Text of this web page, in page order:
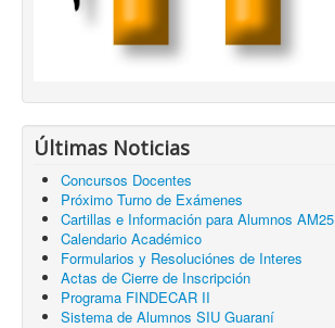
Últimas Noticias
Concursos Docentes
Próximo Turno de Exámenes
Cartillas e Información para Alumnos AM25
Calendario Académico
Formularios y Resoluciónes de Interes
Actas de Cierre de Inscripción
Programa FINDECAR II
Sistema de Alumnos SIU Guaraní